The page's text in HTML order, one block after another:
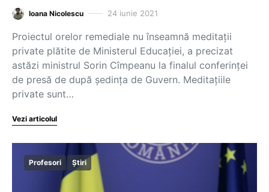
Ioana Nicolescu 24 iunie 2021
Proiectul orelor remediale nu înseamnă meditații
private plătite de Ministerul Educației, a precizat
astăzi ministrul Sorin Cîmpeanu la finalul conferinței
de presă de după ședința de Guvern. Meditațiile
private sunt…
Vezi articolul
Profesori Știri